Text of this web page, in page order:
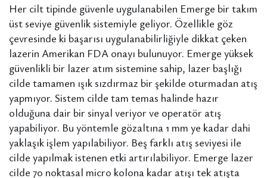
Her cilt tipinde güvenle uygulanabilen Emerge bir takım
üst seviye güvenlik sistemiyle geliyor. Özellikle göz
çevresinde ki başarısı uygulanabilirliğiyle dikkat çeken
lazerin Amerikan FDA onayı bulunuyor. Emerge yüksek
güvenlikli bir lazer atım sistemine sahip, lazer başlığı
cilde tamamen ışık sızdırmaz bir şekilde oturmadan atış
yapmıyor. Sistem cilde tam temas halinde hazır
olduğuna dair bir sinyal veriyor ve operatör atış
yapabiliyor. Bu yöntemle gözaltına 1 mm ye kadar dahi
yaklaşık işlem yapılabiliyor. Beş farklı atış seviyesi ile
cilde yapılmak istenen etki artırılabiliyor. Emerge lazer
cilde 70 noktasal micro kolona kadar atışı tek atışta